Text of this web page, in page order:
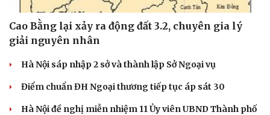
Sức khỏe
Dinh dưỡng - món ngon
Cây thuốc
Sản phụ khoa
Nhi khoa
Nam khoa
Phòng mạch online
Nhà đẹp
Tình yêu - Gia đình
Cao Bằng lại xảy ra động đất 3.2, chuyên gia lý
giải nguyên nhân
Hà Nội sáp nhập 2 sở và thành lập Sở Ngoại vụ
Điểm chuẩn ĐH Ngoại thương tiếp tục áp sát 30
Hà Nội đề nghị miễn nhiệm 11 Ủy viên UBND Thành phố